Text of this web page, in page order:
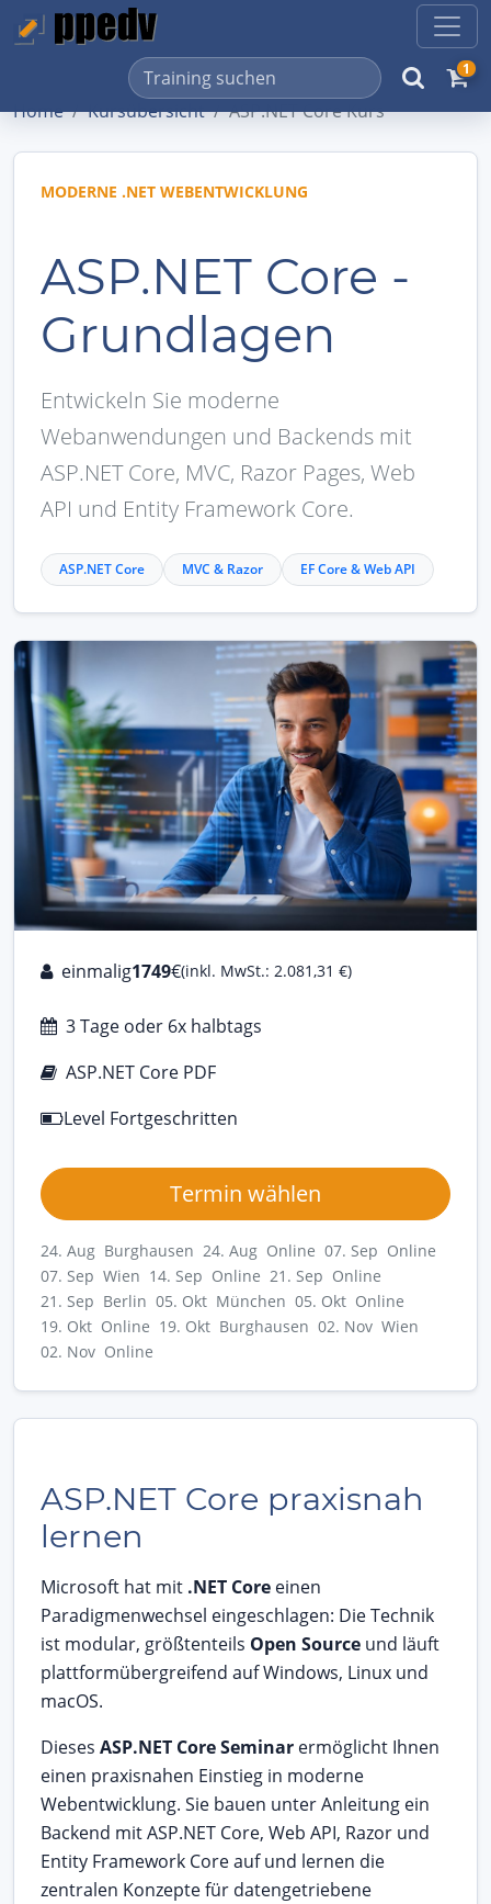
1
Home Kursübersicht ASP.NET Core Kurs
MODERNE .NET WEBENTWICKLUNG
ASP.NET Core -
Grundlagen
Entwickeln Sie moderne
Webanwendungen und Backends mit
ASP.NET Core, MVC, Razor Pages, Web
API und Entity Framework Core.
ASP.NET Core MVC & Razor EF Core & Web API
einmalig1749€(inkl. MwSt.: 2.081,31 €)
3 Tage oder 6x halbtags
ASP.NET Core PDF
Level Fortgeschritten
Termin wählen
24. Aug Burghausen 24. Aug Online 07. Sep Online
07. Sep Wien 14. Sep Online 21. Sep Online
21. Sep Berlin 05. Okt München 05. Okt Online
19. Okt Online 19. Okt Burghausen 02. Nov Wien
02. Nov Online
ASP.NET Core praxisnah
lernen
Microsoft hat mit .NET Core einen
Paradigmenwechsel eingeschlagen: Die Technik
ist modular, größtenteils Open Source und läuft
plattformübergreifend auf Windows, Linux und
macOS.
Dieses ASP.NET Core Seminar ermöglicht Ihnen
einen praxisnahen Einstieg in moderne
Webentwicklung. Sie bauen unter Anleitung ein
Backend mit ASP.NET Core, Web API, Razor und
Entity Framework Core auf und lernen die
zentralen Konzepte für datengetriebene